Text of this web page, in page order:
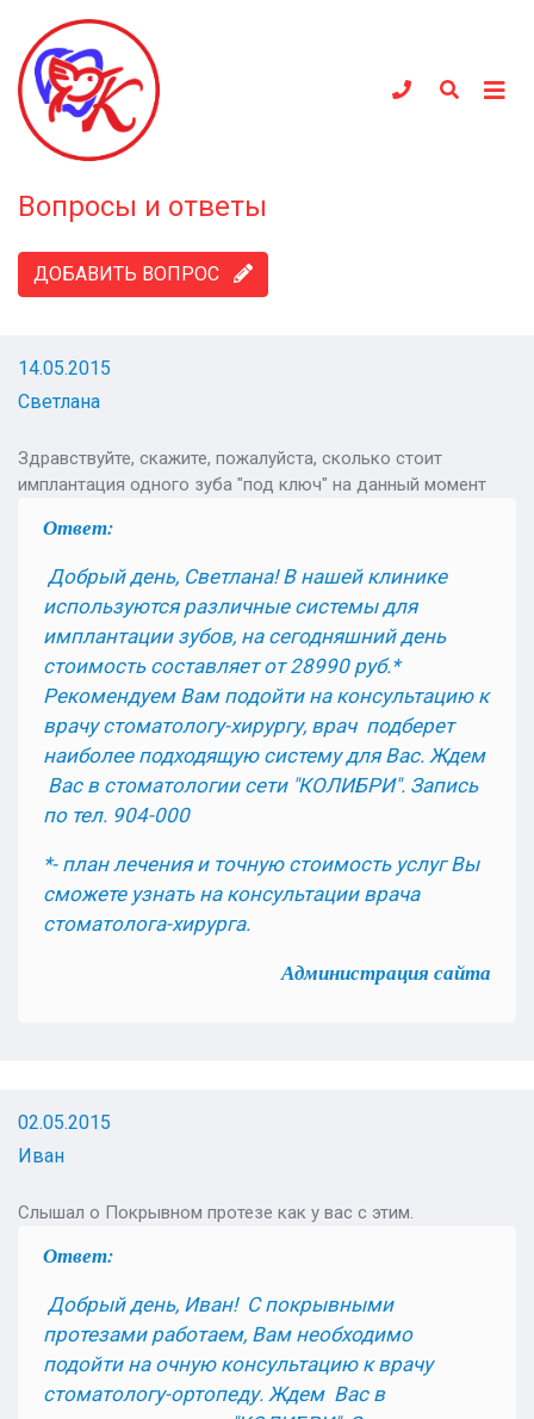
Вопросы и ответы
ДОБАВИТЬ ВОПРОС
14.05.2015
Светлана
Здравствуйте, скажите, пожалуйста, сколько стоит
имплантация одного зуба "под ключ" на данный момент
Ответ:
Добрый день, Светлана! В нашей клинике
используются различные системы для
имплантации зубов, на сегодняшний день
стоимость составляет от 28990 руб.*
Рекомендуем Вам подойти на консультацию к
врачу стоматологу-хирургу, врач подберет
наиболее подходящую систему для Вас. Ждем
Вас в стоматологии сети "КОЛИБРИ". Запись
по тел. 904-000
*- план лечения и точную стоимость услуг Вы
сможете узнать на консультации врача
стоматолога-хирурга.
Администрация сайта
02.05.2015
Иван
Слышал о Покрывном протезе как у вас с этим.
Ответ:
Добрый день, Иван! С покрывными
протезами работаем, Вам необходимо
подойти на очную консультацию к врачу
стоматологу-ортопеду. Ждем Вас в